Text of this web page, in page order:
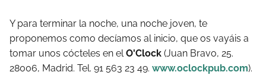
Y para terminar la noche, una noche joven, te
proponemos como decíamos al inicio, que os vayáis a
tomar unos cócteles en elO'Clock (Juan Bravo, 25.
28006, Madrid. Tel. 91 563 23 49. www.oclockpub.com).